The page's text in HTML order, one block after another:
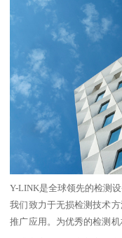
Y-LINK是全球领先的检测
我们致力于无损检测技术
推广应用。为优秀的检测